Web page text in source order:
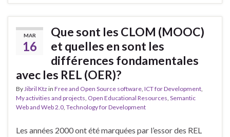
MAR
16
Que sont les CLOM (MOOC)
et quelles en sont les
différences fondamentales
avec les REL (OER)?
ByJibril Ktz in Free and Open Source software, ICT for Development,
My activities and projects, Open Educational Resources, Semantic
Web and Web 2.0, Technology for Development
Les années 2000 ont été marquées par l’essor des REL